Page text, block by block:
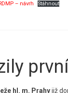
– návrh Stáhnout
hl. m. Prahyjiž